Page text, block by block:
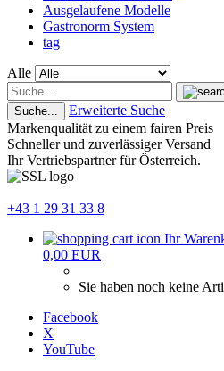
Ausgelaufene Modelle
Gastronorm System
tag
Alle
Suche...
Erweiterte Suche
Markenqualität zu einem fairen Preis
Schneller und zuverlässiger Versand
Ihr Vertriebspartner für Österreich.
+43 1 29 31 33 8
Ihr
0,00 EUR
Sie haben noch keine
Facebook
X
YouTube